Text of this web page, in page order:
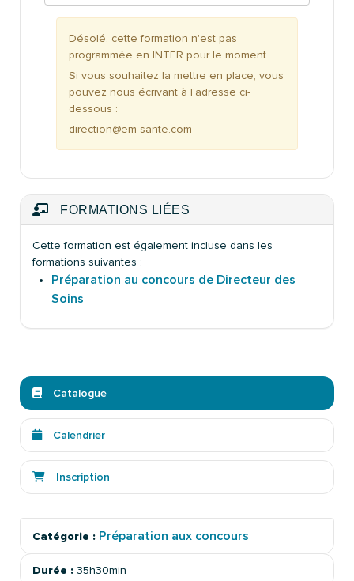
Désolé, cette formation n'est pas
programmée en INTER pour le moment.
Si vous souhaitez la mettre en place, vous
pouvez nous écrivant à l'adresse ci-
dessous :
direction@em-sante.com
FORMATIONS LIÉES
Cette formation est également incluse dans les
formations suivantes :
Préparation au concours de Directeur des
Soins
Catalogue
Calendrier
Inscription
Catégorie : Préparation aux concours
Durée : 35h30min